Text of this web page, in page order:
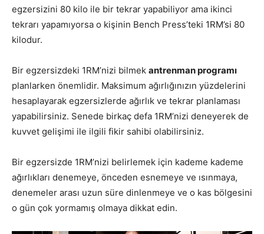
egzersizini 80 kilo ile bir tekrar yapabiliyor ama ikinci
tekrarı yapamıyorsa o kişinin Bench Press’teki 1RM’si 80
kilodur.
Bir egzersizdeki 1RM’nizi bilmek antrenman programı
planlarken önemlidir. Maksimum ağırlığınızın yüzdelerini
hesaplayarak egzersizlerde ağırlık ve tekrar planlaması
yapabilirsiniz. Senede birkaç defa 1RM’nizi deneyerek de
kuvvet gelişimi ile ilgili fikir sahibi olabilirsiniz.
Bir egzersizde 1RM’nizi belirlemek için kademe kademe
ağırlıkları denemeye, önceden esnemeye ve ısınmaya,
denemeler arası uzun süre dinlenmeye ve o kas bölgesini
o gün çok yormamış olmaya dikkat edin.